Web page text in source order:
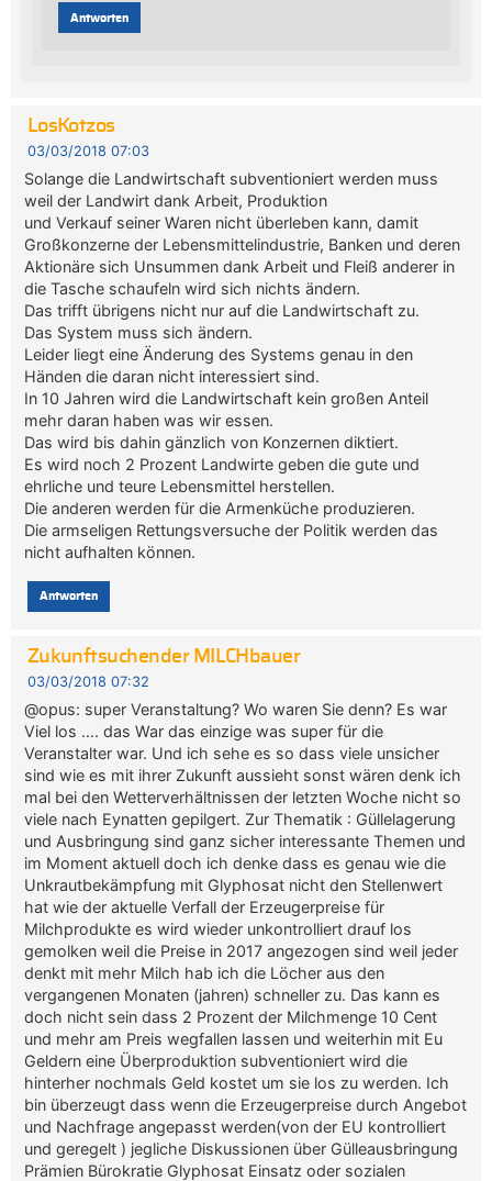
Antworten
LosKotzos
03/03/2018 07:03
Solange die Landwirtschaft subventioniert werden muss
weil der Landwirt dank Arbeit, Produktion
und Verkauf seiner Waren nicht überleben kann, damit
Großkonzerne der Lebensmittelindustrie, Banken und deren
Aktionäre sich Unsummen dank Arbeit und Fleiß anderer in
die Tasche schaufeln wird sich nichts ändern.
Das trifft übrigens nicht nur auf die Landwirtschaft zu.
Das System muss sich ändern.
Leider liegt eine Änderung des Systems genau in den
Händen die daran nicht interessiert sind.
In 10 Jahren wird die Landwirtschaft kein großen Anteil
mehr daran haben was wir essen.
Das wird bis dahin gänzlich von Konzernen diktiert.
Es wird noch 2 Prozent Landwirte geben die gute und
ehrliche und teure Lebensmittel herstellen.
Die anderen werden für die Armenküche produzieren.
Die armseligen Rettungsversuche der Politik werden das
nicht aufhalten können.
Antworten
Zukunftsuchender MILCHbauer
03/03/2018 07:32
@opus: super Veranstaltung? Wo waren Sie denn? Es war
Viel los …. das War das einzige was super für die
Veranstalter war. Und ich sehe es so dass viele unsicher
sind wie es mit ihrer Zukunft aussieht sonst wären denk ich
mal bei den Wetterverhältnissen der letzten Woche nicht so
viele nach Eynatten gepilgert. Zur Thematik : Güllelagerung
und Ausbringung sind ganz sicher interessante Themen und
im Moment aktuell doch ich denke dass es genau wie die
Unkrautbekämpfung mit Glyphosat nicht den Stellenwert
hat wie der aktuelle Verfall der Erzeugerpreise für
Milchprodukte es wird wieder unkontrolliert drauf los
gemolken weil die Preise in 2017 angezogen sind weil jeder
denkt mit mehr Milch hab ich die Löcher aus den
vergangenen Monaten (jahren) schneller zu. Das kann es
doch nicht sein dass 2 Prozent der Milchmenge 10 Cent
und mehr am Preis wegfallen lassen und weiterhin mit Eu
Geldern eine Überproduktion subventioniert wird die
hinterher nochmals Geld kostet um sie los zu werden. Ich
bin überzeugt dass wenn die Erzeugerpreise durch Angebot
und Nachfrage angepasst werden(von der EU kontrolliert
und geregelt ) jegliche Diskussionen über Gülleausbringung
Prämien Bürokratie Glyphosat Einsatz oder sozialen